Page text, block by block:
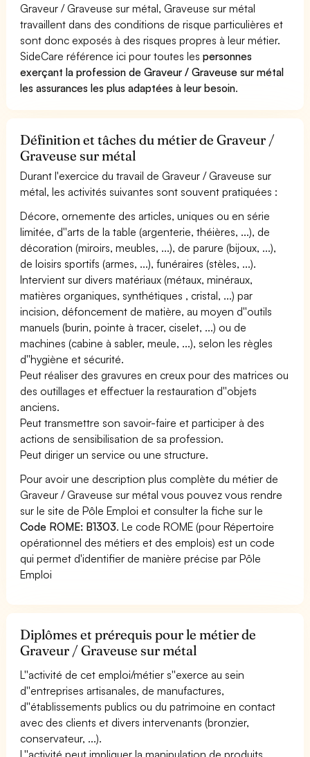
Graveur / Graveuse sur métal, Graveuse sur métal
travaillent dans des conditions de risque particulières et
sont donc exposés à des risques propres à leur métier.
SideCare référence ici pour toutes lespersonnes
exerçant la profession de Graveur / Graveuse sur métal
les assurances les plus adaptées à leur besoin.
Définition et tâches du métier de Graveur /
Graveuse sur métal
Durant l'exercice du travail de Graveur / Graveuse sur
métal, les activités suivantes sont souvent pratiquées :
Décore, ornemente des articles, uniques ou en série
limitée, d''arts de la table (argenterie, théières, ...), de
décoration (miroirs, meubles, ...), de parure (bijoux, ...),
de loisirs sportifs (armes, ...), funéraires (stèles, ...).
Intervient sur divers matériaux (métaux, minéraux,
matières organiques, synthétiques , cristal, ...) par
incision, défoncement de matière, au moyen d''outils
manuels (burin, pointe à tracer, ciselet, ...) ou de
machines (cabine à sabler, meule, ...), selon les règles
d''hygiène et sécurité.
Peut réaliser des gravures en creux pour des matrices ou
des outillages et effectuer la restauration d''objets
anciens.
Peut transmettre son savoir-faire et participer à des
actions de sensibilisation de sa profession.
Peut diriger un service ou une structure.
Pour avoir une description plus complète du métier de
Graveur / Graveuse sur métal vous pouvez vous rendre
sur le site de Pôle Emploi et consulter la fiche sur le
Code ROME: B1303. Le code ROME (pour Répertoire
opérationnel des métiers et des emplois) est un code
qui permet d'identifier de manière précise par Pôle
Emploi
Diplômes et prérequis pour le métier de
Graveur / Graveuse sur métal
L''activité de cet emploi/métier s''exerce au sein
d''entreprises artisanales, de manufactures,
d''établissements publics ou du patrimoine en contact
avec des clients et divers intervenants (bronzier,
conservateur, ...).
L''activité peut impliquer la manipulation de produits